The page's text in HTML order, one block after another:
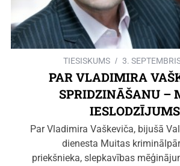
TIESISKUMS 3.
PAR VLADIMIRA
SPRIDZINĀŠANU –
IESLODZĪJUMS
Par Vladimira Vaškeviča, bijušā
dienesta Muitas
priekšnieka, slepkavības